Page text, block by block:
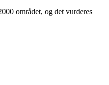
området, og det vurderes